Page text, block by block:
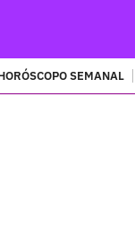
SEMANAL